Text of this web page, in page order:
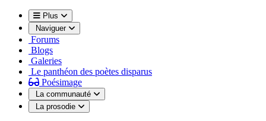
Plus
Naviguer
Forums
Blogs
Galeries
Le panthéon des poètes disparus
Poésimage
La communauté
La prosodie